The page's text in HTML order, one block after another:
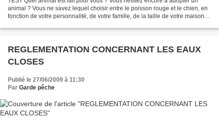
animal ? Vous ne savez lequel choisir entre le poisson rouge et le chien, en
fonction de votre personnalité, de votre famille, de la taille de votre maison...
REGLEMENTATION CONCERNANT LES EAUX
CLOSES
Publié le 27/06/2009 à 11:30
Par Garde pêche